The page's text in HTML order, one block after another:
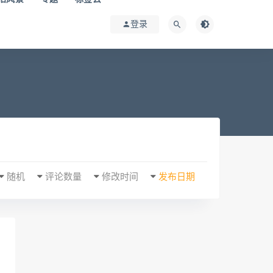
登录
发布日期
修改时间
评论数量
随机